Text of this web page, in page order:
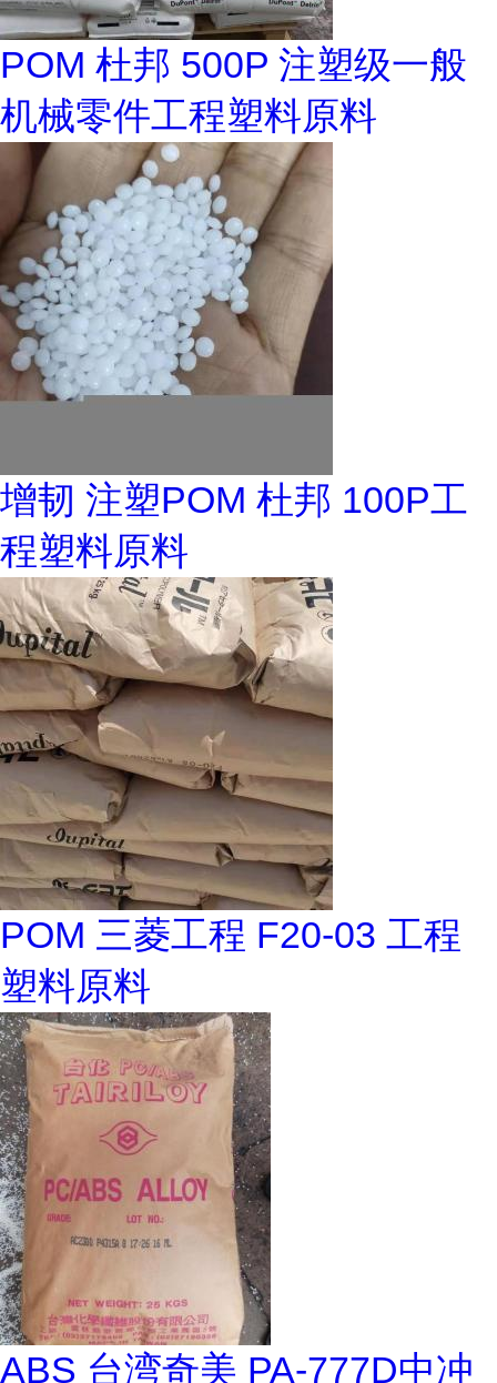
POM 杜邦 500P 注塑级一般
机械零件工程塑料原料
增韧 注塑POM 杜邦 100P工
程塑料原料
POM 三菱工程 F20-03 工程
塑料原料
ABS 台湾奇美 PA-777D中冲